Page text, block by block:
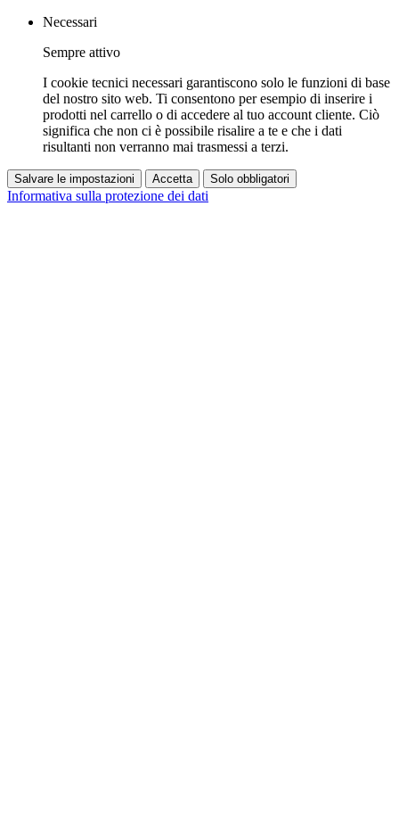
Necessari
Sempre attivo
I cookie tecnici necessari garantiscono solo le funzioni di base
del nostro sito web. Ti consentono per esempio di inserire i
prodotti nel carrello o di accedere al tuo account cliente. Ciò
significa che non ci è possibile risalire a te e che i dati
risultanti non verranno mai trasmessi a terzi.
Salvare le impostazioni Accetta Solo obbligatori
Informativa sulla protezione dei dati